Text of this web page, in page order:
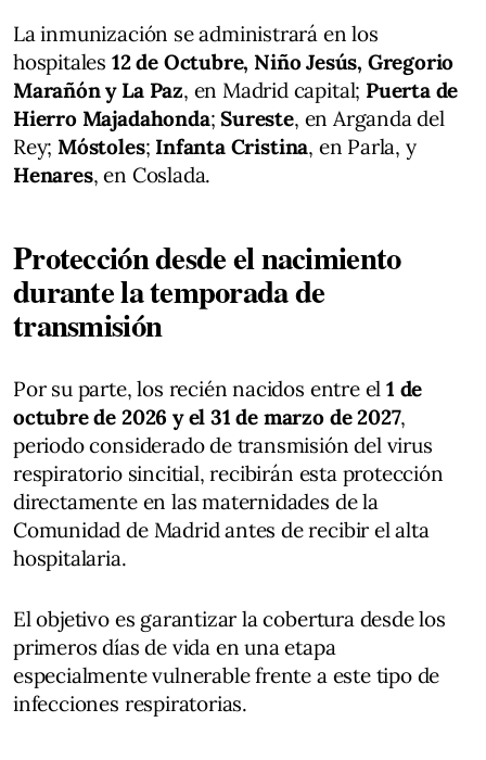
La inmunización se administrará en los
hospitales 12 de Octubre, Niño Jesús, Gregorio
Marañón y La Paz, en Madrid capital; Puerta de
Hierro Majadahonda;Sureste, en Arganda del
Rey;Móstoles; Infanta Cristina, en Parla, y
Henares, en Coslada.
Protección desde el nacimiento
durante la temporada de
transmisión
Por su parte, los recién nacidos entre el1 de
octubre de 2026 y el 31 de marzo de 2027,
periodo considerado de transmisión del virus
respiratorio sincitial, recibirán esta protección
directamente en las maternidades de la
Comunidad de Madrid antes de recibir el alta
hospitalaria.
El objetivo es garantizar la cobertura desde los
primeros días de vida en una etapa
especialmente vulnerable frente a este tipo de
infecciones respiratorias.